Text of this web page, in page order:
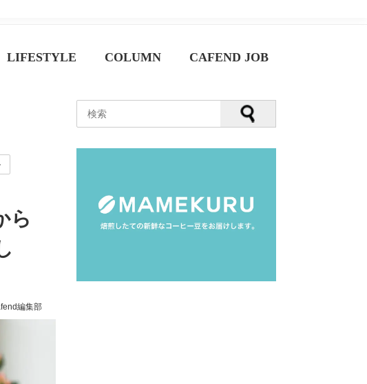
LIFESTYLE COLUMN CAFEND JOB
ら
編集部